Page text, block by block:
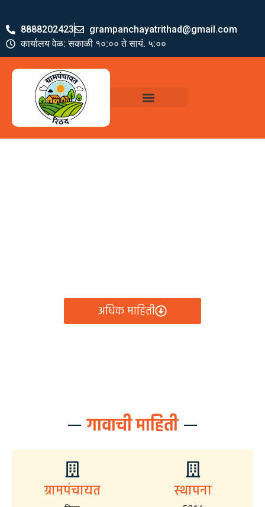
8888202423
grampanchayatrithad@gmail.com
कार्यालय वेळ: सकाळी १०:०० ते सायं. ५:००
अधिक माहिती
गावाची माहिती
ग्रामपंचायत स्थापना